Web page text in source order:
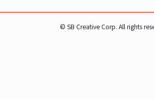
© SB Creative Corp. All rights